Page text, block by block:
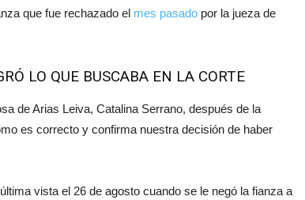
que fue rechazado el mes pasado por la jueza de
LO QUE BUSCABA EN LA CORTE
de Arias Leiva, Catalina Serrano, después de la
es correcto y confirma nuestra decisión de haber
vista el 26 de agosto cuando se le negó la fianza a